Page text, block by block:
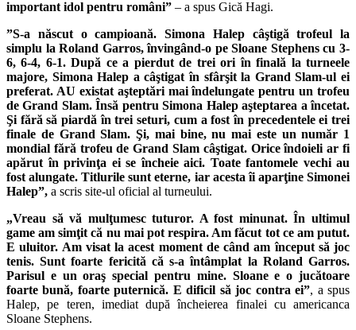
important idol pentru români” – a spus Gică Hagi.
”S-a născut o campioană. Simona Halep câştigă trofeul la
simplu la Roland Garros, învingând-o pe Sloane Stephens cu 3-
6, 6-4, 6-1. După ce a pierdut de trei ori în finală la turneele
majore, Simona Halep a câştigat în sfârşit la Grand Slam-ul ei
preferat. AU existat aşteptări mai îndelungate pentru un trofeu
de Grand Slam. Însă pentru Simona Halep aşteptarea a încetat.
Şi fără să piardă în trei seturi, cum a fost în precedentele ei trei
finale de Grand Slam. Şi, mai bine, nu mai este un număr 1
mondial fără trofeu de Grand Slam câştigat. Orice îndoieli ar fi
apărut în privinţa ei se încheie aici. Toate fantomele vechi au
fost alungate. Titlurile sunt eterne, iar acesta îi aparţine Simonei
Halep”, a scris site-ul oficial al turneului.
„Vreau să vă mulţumesc tuturor. A fost minunat. În ultimul
game am simţit că nu mai pot respira. Am făcut tot ce am putut.
E uluitor. Am visat la acest moment de când am început să joc
tenis. Sunt foarte fericită că s-a întâmplat la Roland Garros.
Parisul e un oraş special pentru mine. Sloane e o jucătoare
foarte bună, foarte puternică. E dificil să joc contra ei”, a spus
Halep, pe teren, imediat după încheierea finalei cu americanca
Sloane Stephens.